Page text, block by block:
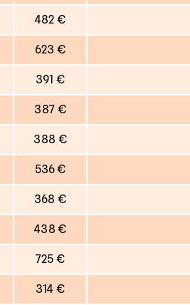
482 €
623 €
391 €
387 €
388 €
536 €
368 €
438 €
725 €
314 €